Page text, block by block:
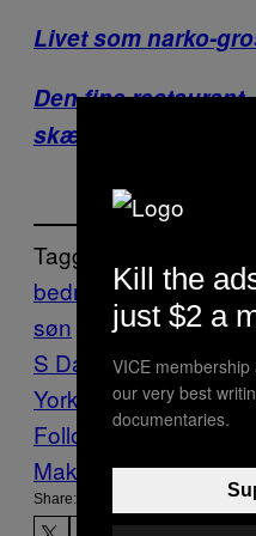
Livet som narko-
Den fine
skæv under
Tagged:
bedrag
Chicken
søn
Food fusk
S Danmark New
York
stjæle
Follow Us On Discover
Make Us Preferred
Share:
Kill the
just $2 a
VICE
our very best
documentaries.